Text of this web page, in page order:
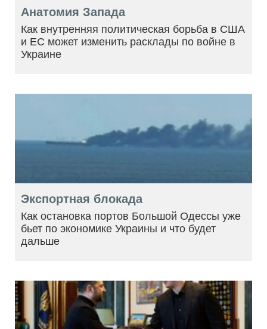
Анатомия Запада
Как внутренняя политическая борьба в США
и ЕС может изменить расклады по войне в
Украине
Экспортная блокада
Как остановка портов Большой Одессы уже
бьет по экономике Украины и что будет
дальше